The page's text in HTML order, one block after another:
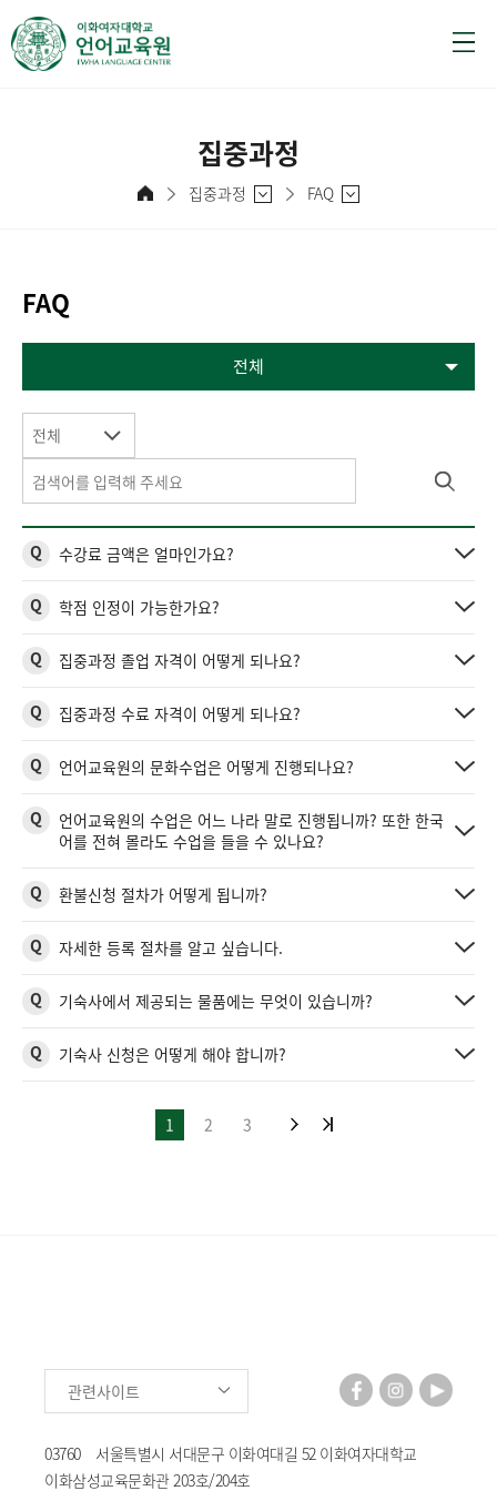
집중과정
집중과정 FAQ
FAQ
전체
전체
Q 수강료 금액은 얼마인가요?
Q 학점 인정이 가능한가요?
Q 집중과정 졸업 자격이 어떻게 되나요?
Q 집중과정 수료 자격이 어떻게 되나요?
Q 언어교육원의 문화수업은 어떻게 진행되나요?
Q
언어교육원의 수업은 어느 나라 말로 진행됩니까? 또한 한국
어를 전혀 몰라도 수업을 들을 수 있나요?
Q 환불신청 절차가 어떻게 됩니까?
Q 자세한 등록 절차를 알고 싶습니다.
Q 기숙사에서 제공되는 물품에는 무엇이 있습니까?
Q 기숙사 신청은 어떻게 해야 합니까?
1 2 3
관련사이트
03760 서울특별시 서대문구 이화여대길 52 이화여자대학교
이화삼성교육문화관 203호/204호